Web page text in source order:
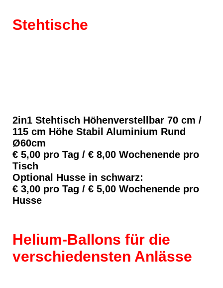
Stehtische
2in1 Stehtisch Höhenverstellbar 70 cm /
115 cm Höhe Stabil Aluminium Rund
Ø60cm
€ 5,00 pro Tag / € 8,00 Wochenende pro
Tisch
Optional Husse in schwarz:
€ 3,00 pro Tag / € 5,00 Wochenende pro
Husse
Helium-Ballons für die
verschiedensten Anlässe